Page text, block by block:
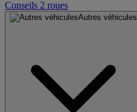
Conseils 2 roues
Autres véhicules